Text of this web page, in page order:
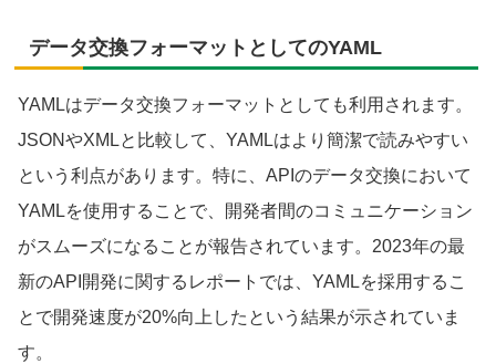
データ交換フォーマットとしてのYAML
YAMLはデータ交換フォーマットとしても利用されます。
JSONやXMLと比較して、YAMLはより簡潔で読みやすい
という利点があります。特に、APIのデータ交換において
YAMLを使用することで、開発者間のコミュニケーション
がスムーズになることが報告されています。2023年の最
新のAPI開発に関するレポートでは、YAMLを採用するこ
とで開発速度が20%向上したという結果が示されていま
す。